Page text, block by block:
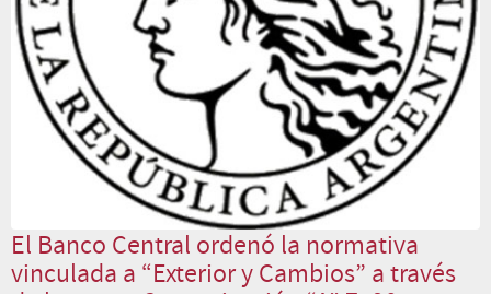
El Banco Central ordenó la normativa
vinculada a “Exterior y Cambios” a través